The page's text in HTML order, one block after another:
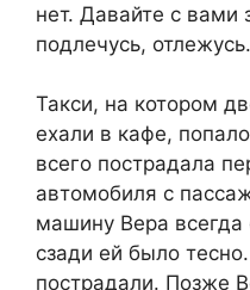
нет. Давайте с вами
подлечусь,
Такси, на котором
ехали в кафе,
всего пострадала
автомобиля с
машину Вера
сзади ей было
пострадали. Позже